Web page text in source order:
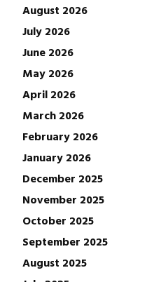
August 2026
July 2026
June 2026
May 2026
April 2026
March 2026
February 2026
January 2026
December 2025
November 2025
October 2025
September 2025
August 2025